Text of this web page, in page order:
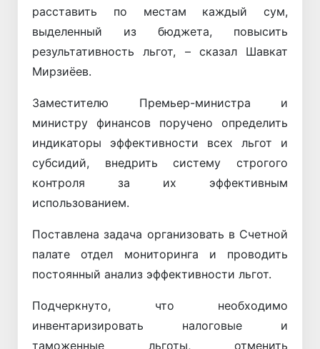
расставить по местам каждый сум,
выделенный из бюджета, повысить
результативность льгот, – сказал Шавкат
Мирзиёев.
Заместителю Премьер-министра и
министру финансов поручено определить
индикаторы эффективности всех льгот и
субсидий, внедрить систему строгого
контроля за их эффективным
использованием.
Поставлена задача организовать в Счетной
палате отдел мониторинга и проводить
постоянный анализ эффективности льгот.
Подчеркнуто, что необходимо
инвентаризировать налоговые и
таможенные льготы, отменить